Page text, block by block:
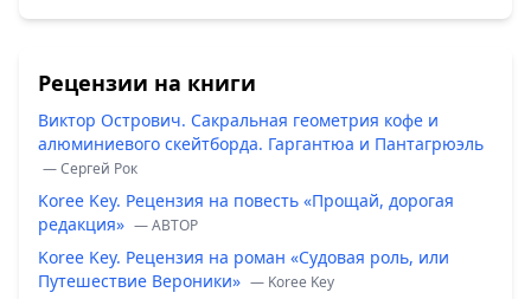
Рецензии на книги
Виктор Острович. Сакральная геометрия кофе и
алюминиевого скейтборда. Гаргантюа и Пантагрюэль
— Сергей Рок
Koree Key. Рецензия на повесть «Прощай, дорогая
редакция» — ABTOP
Koree Key. Рецензия на роман «Судовая роль, или
Путешествие Вероники» — Koree Key